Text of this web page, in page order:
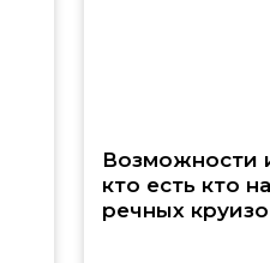
Возможности
кто есть кто
речных